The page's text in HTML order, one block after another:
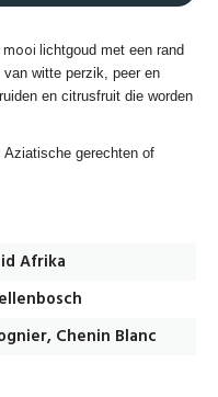
mooi lichtgoud met een rand
witte perzik, peer en
en citrusfruit die worden
Aziatische gerechten of
Afrika
Chenin Blanc